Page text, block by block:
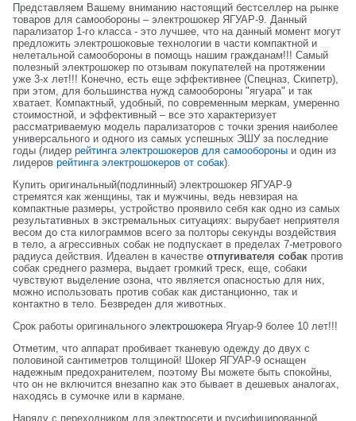
Представляем Вашему вниманию настоящий бестселлер на рынке
товаров для самообороны – электрошокер ЯГУАР-9. Данный
парализатор 1-го класса - это лучшее, что на данный момент могут
предложить электрошоковые технологии в части компактной и
нелетальной самообороны в помощь нашим гражданам!!! Самый
полезный электрошокер по отзывам покупателей на протяжении
уже 3-х лет!!! Конечно, есть еще эффективнее (Спецназ, Скипетр),
при этом, для большинства нужд самообороны "ягуара" и так
хватает. Компактный, удобный, по современным меркам, умеренно
стоимостной, и эффективный – все это характеризует
рассматриваемую модель парализаторов с точки зрения наиболее
универсального и одного из самых успешных ЭШУ за последние
годы (лидер рейтинга электрошокеров для самообороны и один из
лидеров рейтинга электрошокеров от собак).
Купить оригинальный(подлинный) электрошокер ЯГУАР-9
стремятся как женщины, так и мужчины, ведь невзирая на
компактные размеры, устройство проявило себя как одно из самых
результативных в экстремальных ситуациях: вырубает неприятеля
весом до ста килограммов всего за полторы секунды воздействия
в тело, а агрессивных собак не подпускает в пределах 7-метрового
радиуса действия. Идеален в качестве отпугивателя собак против
собак среднего размера, выдает громкий треск, еще, собаки
чувствуют выделение озона, что является опасностью для них,
можно использовать против собак как дистанционно, так и
контактно в тело. Безвреден для животных.
Срок работы оригинального электрошокера Ягуар-9 более 10 лет!!!
Отметим, что аппарат пробивает тканевую одежду до двух с
половиной сантиметров толщиной! Шокер ЯГУАР-9 оснащен
надежным предохранителем, поэтому Вы можете быть спокойны,
что он не включится внезапно как это бывает в дешевых аналогах,
находясь в сумочке или в кармане.
Наряду с переходником для электросети и русифицированной